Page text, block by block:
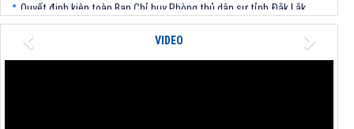
Quyết định chấp thuận điều chỉnh chủ trương đầu tư dự án Xây dựng
nhà máy xử lý rác thải tại thành phố Tuy Hòa, tỉnh Phú Yên (nay là
phường Bình Kiến, tỉnh Đắk Lắk) của Công ty Cổ phần Tập đoàn công
VIDEO
Previous Next